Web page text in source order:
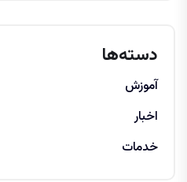
دسته‌ها
آموزش
اخبار
خدمات